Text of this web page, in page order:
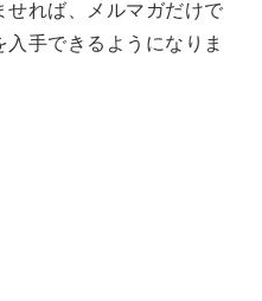
せれば、メルマガだけで
手できるようになりま